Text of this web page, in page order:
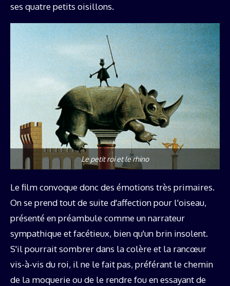
ses quatre petits oisillons.
Le petit roi et le rhino
Le film convoque donc des émotions très primaires.
On se prend tout de suite d'affection pour l'oiseau,
présenté en préambule comme un narrateur
sympathique et facétieux, bien qu'un brin insolent.
S'il pourrait sombrer dans la colère et la rancœur
vis-à-vis du roi, il ne le fait pas, préférant le chemin
de la moquerie ou de le rendre fou en essayant de